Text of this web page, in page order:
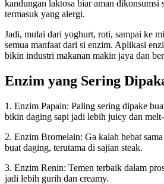
kandungan laktosa biar aman dikonsumsi
termasuk yang alergi.
Jadi, mulai dari yoghurt, roti, sampai ke
semua manfaat dari si enzim. Aplikasi
bikin industri makanan makin jaya dan
Enzim yang Sering
1. Enzim Papain: Paling sering dipake
bikin daging sapi jadi lebih juicy dan
2. Enzim Bromelain: Ga kalah hebat
buat daging, terutama di sajian steak.
3. Enzim Renin: Temen terbaik dalam
jadi lebih gurih dan creamy.